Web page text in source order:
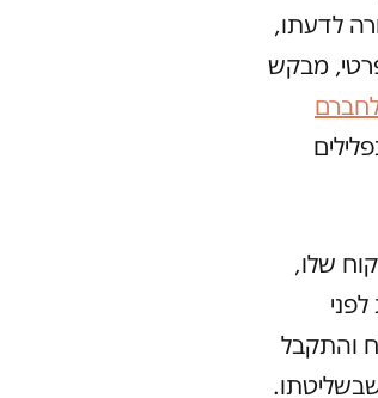
לדעתו,
מבקש
שלו,
והתקבל
שבשליטתו.